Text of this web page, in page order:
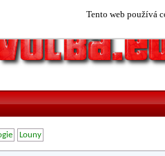
Tento web používá
Louny